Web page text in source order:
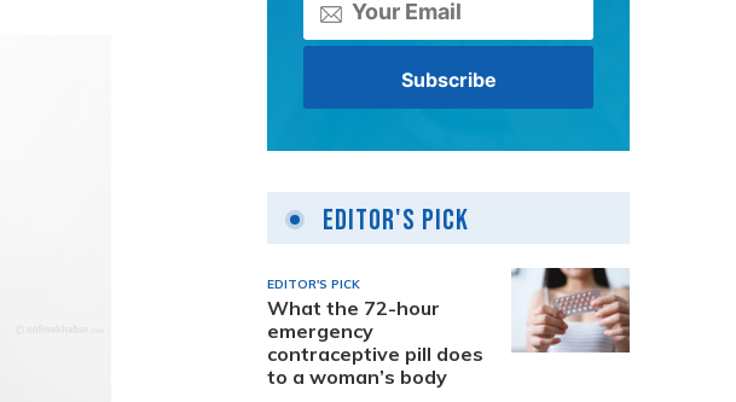
Editor's Pick
EDITOR'S PICK
What the 72-hour
emergency
contraceptive pill does
to a woman’s body